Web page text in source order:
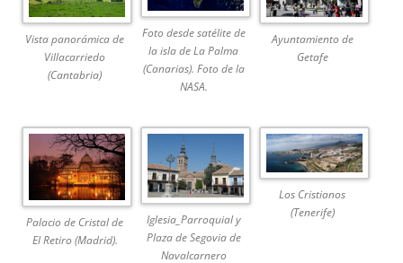
Vista panorámica de
Villacarriedo
(Cantabria)
Foto desde satélite de
la isla de La Palma
(Canarias). Foto de la
NASA.
Ayuntamiento de
Getafe
Palacio de Cristal de
El Retiro (Madrid).
Iglesia_Parroquial y
Plaza de Segovia de
Navalcarnero
Los Cristianos
(Tenerife)